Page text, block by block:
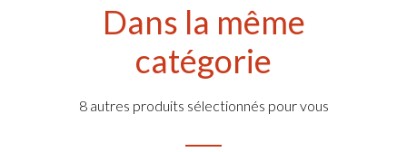
Dans la même
catégorie
8 autres produits sélectionnés pour vous